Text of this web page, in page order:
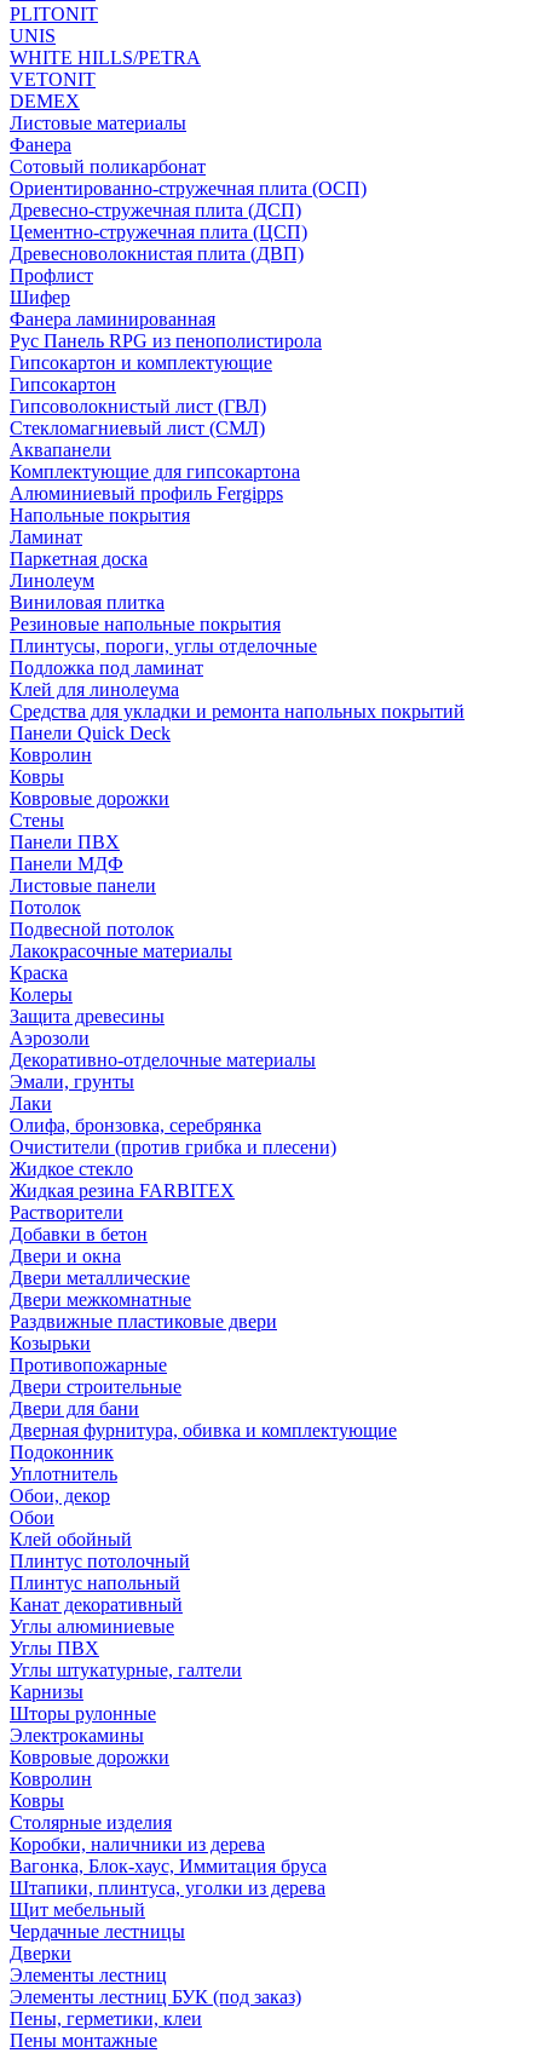
PLITONIT
UNIS
WHITE HILLS/PETRA
VETONIT
DEMEX
Листовые материалы
Фанера
Сотовый поликарбонат
Ориентированно-стружечная плита (ОСП)
Древесно-стружечная плита (ДСП)
Цементно-стружечная плита (ЦСП)
Древесноволокнистая плита (ДВП)
Профлист
Шифер
Фанера ламинированная
Рус Панель RPG из пенополистирола
Гипсокартон и комплектующие
Гипсокартон
Гипсоволокнистый лист (ГВЛ)
Стекломагниевый лист (СМЛ)
Аквапанели
Комплектующие для гипсокартона
Алюминиевый профиль Fergipps
Напольные покрытия
Ламинат
Паркетная доска
Линолеум
Виниловая плитка
Резиновые напольные покрытия
Плинтусы, пороги, углы отделочные
Подложка под ламинат
Клей для линолеума
Средства для укладки и ремонта напольных покрытий
Панели Quick Deck
Ковролин
Ковры
Ковровые дорожки
Стены
Панели ПВХ
Панели МДФ
Листовые панели
Потолок
Подвесной потолок
Лакокрасочные материалы
Краска
Колеры
Защита древесины
Аэрозоли
Декоративно-отделочные материалы
Эмали, грунты
Лаки
Олифа, бронзовка, серебрянка
Очистители (против грибка и плесени)
Жидкое стекло
Жидкая резина FARBITEX
Растворители
Добавки в бетон
Двери и окна
Двери металлические
Двери межкомнатные
Раздвижные пластиковые двери
Козырьки
Противопожарные
Двери строительные
Двери для бани
Дверная фурнитура, обивка и комплектующие
Подоконник
Уплотнитель
Обои, декор
Обои
Клей обойный
Плинтус потолочный
Плинтус напольный
Канат декоративный
Углы алюминиевые
Углы ПВХ
Углы штукатурные, галтели
Карнизы
Шторы рулонные
Электрокамины
Ковровые дорожки
Ковролин
Ковры
Столярные изделия
Коробки, наличники из дерева
Вагонка, Блок-хаус, Иммитация бруса
Штапики, плинтуса, уголки из дерева
Щит мебельный
Чердачные лестницы
Дверки
Элементы лестниц
Элементы лестниц БУК (под заказ)
Пены, герметики, клеи
Пены монтажные